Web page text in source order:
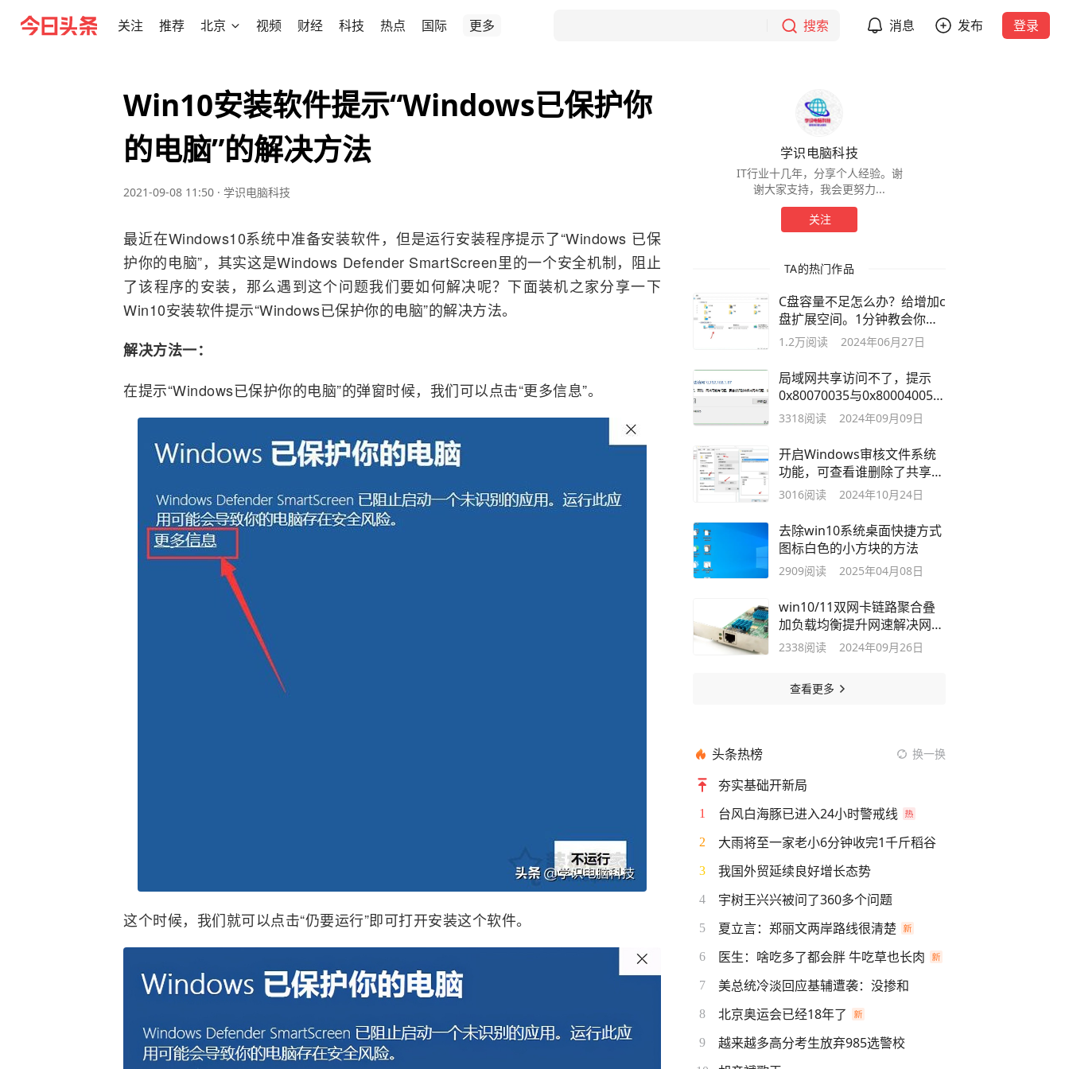
关注 推荐 北京 视频 财经 科技 热点 国际 更多 搜索 消息 发布 登录
Win10安装软件提示“Windows已保护你
的电脑”的解决方法
2021-09-08 11:50 · 学识电脑科技
最近在Windows10系统中准备安装软件，但是运行安装程序提示了“Windows 已保
护你的电脑”，其实这是Windows Defender SmartScreen里的一个安全机制，阻止
了该程序的安装，那么遇到这个问题我们要如何解决呢？下面装机之家分享一下
Win10安装软件提示“Windows已保护你的电脑”的解决方法。
解决方法一：
在提示“Windows已保护你的电脑”的弹窗时候，我们可以点击“更多信息”。
这个时候，我们就可以点击“仍要运行”即可打开安装这个软件。
学识电脑科技
IT行业十几年，分享个人经验。谢
谢大家支持，我会更努力...
关注
TA的热门作品
C盘容量不足怎么办？给增加c
盘扩展空间。1分钟教会你
（超详细）
1.2万阅读 2024年06月27日
局域网共享访问不了，提示
0x80070035与0x80004005错
误解决方法
3318阅读 2024年09月09日
开启Windows审核文件系统
功能，可查看谁删除了共享里
面的文件
3016阅读 2024年10月24日
去除win10系统桌面快捷方式
图标白色的小方块的方法
2909阅读 2025年04月08日
win10/11双网卡链路聚合叠
加负载均衡提升网速解决网卡
网速瓶颈！
2338阅读 2024年09月26日
查看更多
头条热榜 换一换
夯实基础开新局
1 台风白海豚已进入24小时警戒线
2 大雨将至一家老小6分钟收完1千斤稻谷
3 我国外贸延续良好增长态势
4 宇树王兴兴被问了360多个问题
5 夏立言：郑丽文两岸路线很清楚
6 医生：啥吃多了都会胖 牛吃草也长肉
7 美总统冷淡回应基辅遭袭：没掺和
8 北京奥运会已经18年了
9 越来越多高分考生放弃985选警校